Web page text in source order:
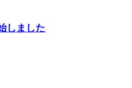
しました